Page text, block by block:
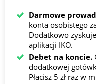
Darmowe
konta osobistego
Dodatkowo
aplikacji IKO.
Debet na koncie.
dodatkowej
Płacisz 5 zł raz w